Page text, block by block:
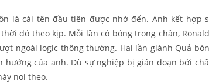
là cái tên đầu tiên được nhớ đến. Anh kết hợp
đó theo kịp. Mỗi lần có bóng trong chân,
ngoài logic thông thường. Hai lần giành Quả
của anh. Dù sự nghiệp bị gián đoạn bởi
noi theo.